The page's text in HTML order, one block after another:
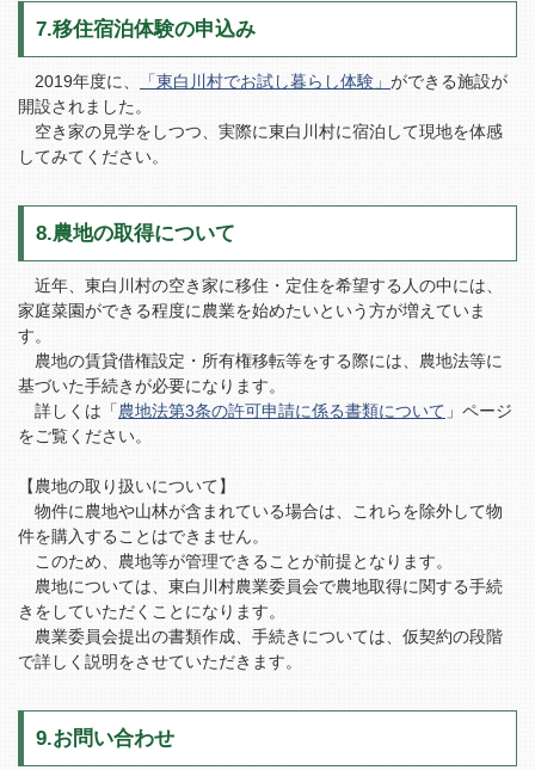
7.移住宿泊体験の申込み
2019年度に、 「東白川村でお試し暮らし体験」 ができる施設が
開設されました。
空き家の見学をしつつ、実際に東白川村に宿泊して現地を体感
してみてください。
8.農地の取得について
近年、東白川村の空き家に移住・定住を希望する人の中には、
家庭菜園ができる程度に農業を始めたいという方が増えていま
す。
農地の賃貸借権設定・所有権移転等をする際には、農地法等に
基づいた手続きが必要になります。
詳しくは「農地法第3条の許可申請に係る書類について 」ページ
をご覧ください。
【農地の取り扱いについて】
物件に農地や山林が含まれている場合は、これらを除外して物
件を購入することはできません。
このため、農地等が管理できることが前提となります。
農地については、東白川村農業委員会で農地取得に関する手続
きをしていただくことになります。
農業委員会提出の書類作成、手続きについては、仮契約の段階
で詳しく説明をさせていただきます。
9.お問い合わせ